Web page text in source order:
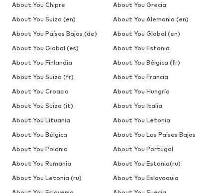
About You Chipre
About You Grecia
About You Suiza (en)
About You Alemania (en)
About You Países Bajos (de)
About You Global (en)
About You Global (es)
About You Estonia
About You Finlandia
About You Bélgica (fr)
About You Suiza (fr)
About You Francia
About You Croacia
About You Hungría
About You Suiza (it)
About You Italia
About You Lituania
About You Letonia
About You Bélgica
About You Los Países Bajos
About You Polonia
About You Portugal
About You Rumania
About You Estonia(ru)
About You Letonia (ru)
About You Eslovaquia